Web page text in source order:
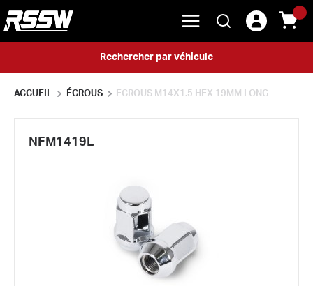
Skip to main content
menu Rechercher {0}
Rechercher par véhicule
ACCUEIL ÉCROUS ECROUS M14X1.5 HEX 19MM LONG
NFM1419L